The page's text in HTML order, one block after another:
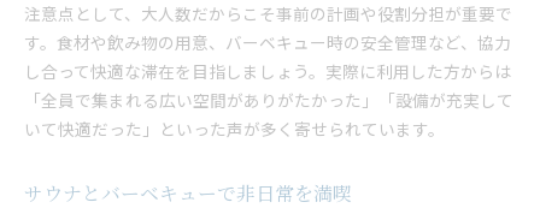
淡路島ヴィラで叶う極上のサウナ体験
水風呂が充実したヴィラの選び方とポイント
注意点として、大人数だからこそ事前の計画や役割分担が重要で
す。食材や飲み物の用意、バーベキュー時の安全管理など、協力
し合って快適な滞在を目指しましょう。実際に利用した方からは
「全員で集まれる広い空間がありがたかった」「設備が充実して
いて快適だった」といった声が多く寄せられています。
サウナとバーベキューで非日常を満喫